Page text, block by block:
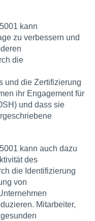
kann
zu verbessern und
die
und die Zertifizierung
ihr Engagement für
und dass sie
kann auch dazu
des
die Identifizierung
von
Mitarbeiter,